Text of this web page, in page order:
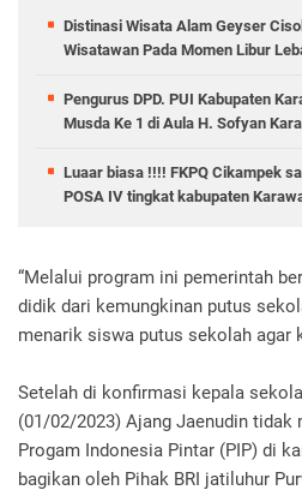
Distinasi Wisata Alam Geyser
Wisatawan Pada Momen Libur
Pengurus DPD. PUI Kabupaten
Musda Ke 1 di Aula H. Sofyan
Luaar biasa !!!! FKPQ Cikampek
POSA IV tingkat kabupaten
“Melalui program ini pemerintah
didik dari kemungkinan putus
menarik siswa putus sekolah agar
Setelah di konfirmasi kepala
(01/02/2023) Ajang Jaenudin tidak
Progam Indonesia Pintar (PIP) di
bagikan oleh Pihak BRI jatiluhur